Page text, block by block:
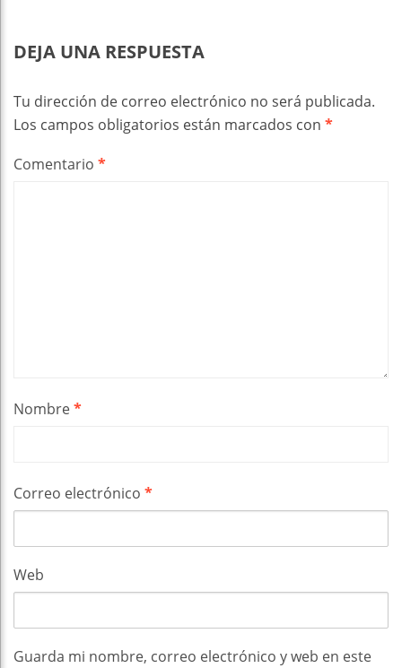
DEJA UNA RESPUESTA
Tu dirección de correo electrónico no será publicada.
Los campos obligatorios están marcados con *
Comentario *
Nombre*
Correo electrónico *
Web
Guarda mi nombre, correo electrónico y web en este